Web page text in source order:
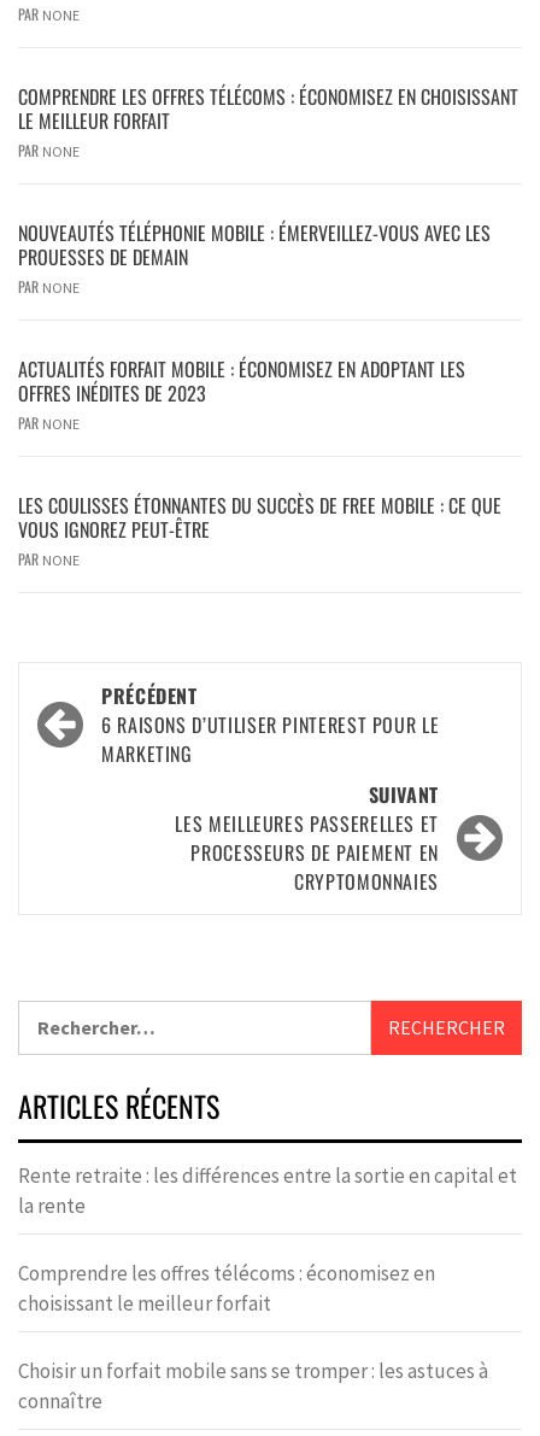
PAR NONE
COMPRENDRE LES OFFRES TÉLÉCOMS : ÉCONOMISEZ EN CHOISISSANT
LE MEILLEUR FORFAIT
PAR NONE
NOUVEAUTÉS TÉLÉPHONIE MOBILE : ÉMERVEILLEZ-VOUS AVEC LES
PROUESSES DE DEMAIN
PAR NONE
ACTUALITÉS FORFAIT MOBILE : ÉCONOMISEZ EN ADOPTANT LES
OFFRES INÉDITES DE 2023
PAR NONE
LES COULISSES ÉTONNANTES DU SUCCÈS DE FREE MOBILE : CE QUE
VOUS IGNOREZ PEUT-ÊTRE
PAR NONE
PRÉCÉDENT
6 RAISONS D’UTILISER PINTEREST POUR LE
MARKETING
SUIVANT
LES MEILLEURES PASSERELLES ET
PROCESSEURS DE PAIEMENT EN
CRYPTOMONNAIES
ARTICLES RÉCENTS
Rente retraite : les différences entre la sortie en capital et
la rente
Comprendre les offres télécoms : économisez en
choisissant le meilleur forfait
Choisir un forfait mobile sans se tromper : les astuces à
connaître